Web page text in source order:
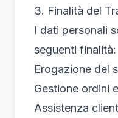
3. Finalità del
I dati personali
seguenti finalità:
Erogazione del
Gestione ordini
Assistenza